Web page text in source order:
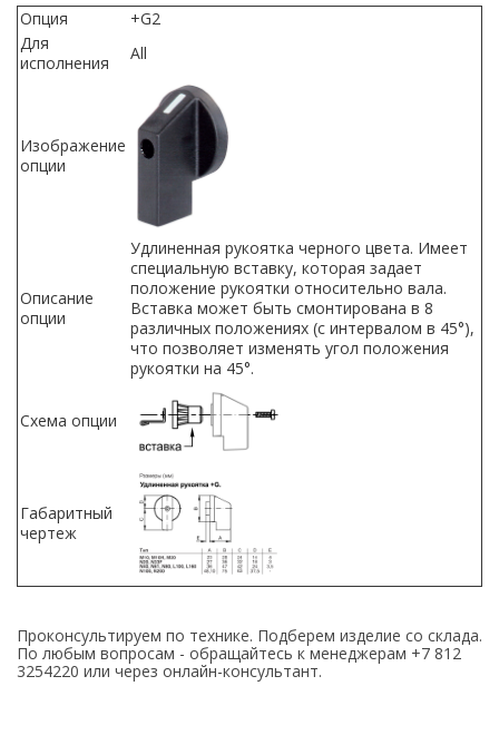
Опция
+G2
Для
исполнения
All
Изображение
опции
Описание
опции
Удлиненная рукоятка черного цвета. Имеет
специальную вставку, которая задает
положение рукоятки относительно вала.
Вставка может быть смонтирована в 8
различных положениях (с интервалом в 45°),
что позволяет изменять угол положения
рукоятки на 45°.
Схема опции
Габаритный
чертеж
Проконсультируем по технике. Подберем изделие со склада.
По любым вопросам - обращайтесь к менеджерам +7 812
3254220 или через онлайн-консультант.